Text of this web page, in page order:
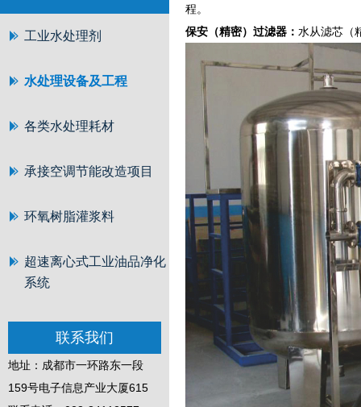
工业水处理剂
水处理设备及工程
各类水处理耗材
承接空调节能改造项目
环氧树脂灌浆料
超速离心式工业油品净化
系统
联系我们
地址：成都市一环路东一段
159号电子信息产业大厦615
程。
保安（精密）过滤器： 水从滤芯（